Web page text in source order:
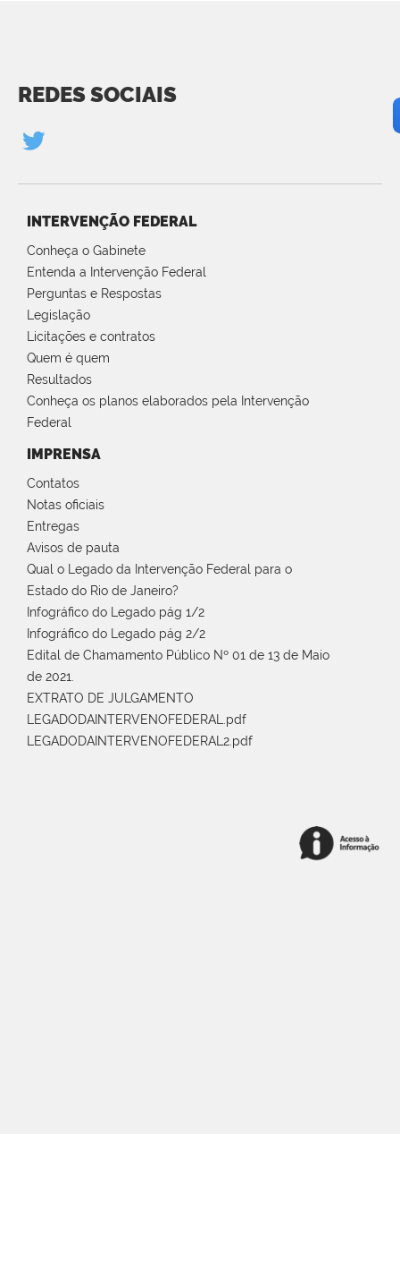
REDES SOCIAIS
INTERVENÇÃO FEDERAL
Conheça o Gabinete
Entenda a Intervenção Federal
Perguntas e Respostas
Legislação
Licitações e contratos
Quem é quem
Resultados
Conheça os planos elaborados pela Intervenção
Federal
IMPRENSA
Contatos
Notas oficiais
Entregas
Avisos de pauta
Qual o Legado da Intervenção Federal para o
Estado do Rio de Janeiro?
Infográfico do Legado pág 1/2
Infográfico do Legado pág 2/2
Edital de Chamamento Público Nº 01 de 13 de Maio
de 2021.
EXTRATO DE JULGAMENTO
LEGADODAINTERVENOFEDERAL.pdf
LEGADODAINTERVENOFEDERAL2.pdf